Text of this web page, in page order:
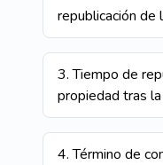
republicación de
3.Tiempo de
propiedad tras
4.Término de